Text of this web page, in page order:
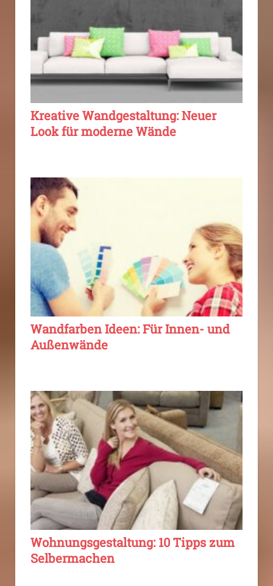
Kreative Wandgestaltung: Neuer
Look für moderne Wände
Wandfarben Ideen: Für Innen- und
Außenwände
Wohnungsgestaltung: 10 Tipps zum
Selbermachen